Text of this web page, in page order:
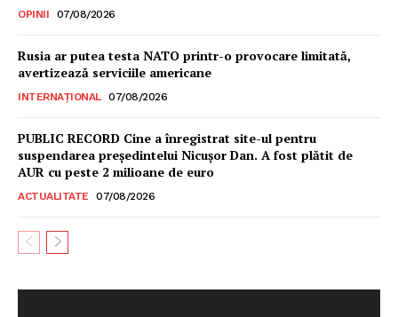
OPINII 07/08/2026
Rusia ar putea testa NATO printr-o provocare limitată,
avertizează serviciile americane
INTERNAȚIONAL 07/08/2026
PUBLIC RECORD Cine a înregistrat site-ul pentru
suspendarea președintelui Nicușor Dan. A fost plătit de
AUR cu peste 2 milioane de euro
ACTUALITATE 07/08/2026